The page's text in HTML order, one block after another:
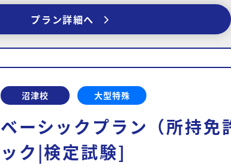
プラン詳細へ
沼津校 大型特殊
ベーシックプラン（所持
ック|検定試験]